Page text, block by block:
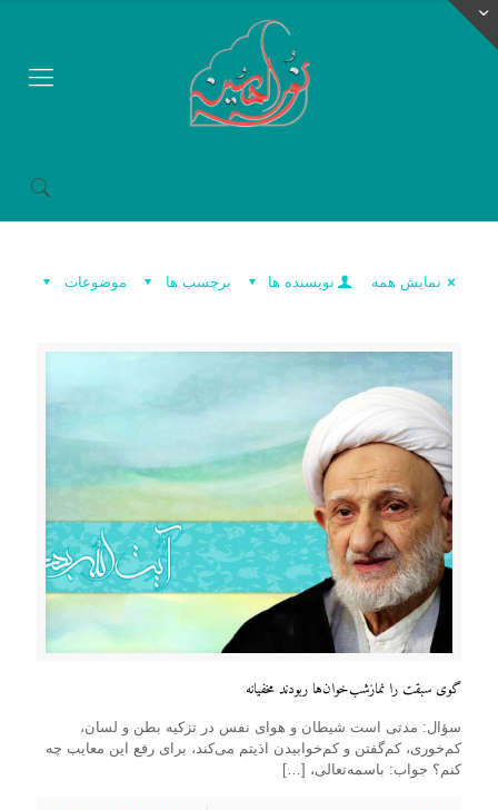
موضوعات برچسب ها نویسنده ها نمایش همه
گوی سبقت را نمازشب‌خوان‌ها ربودند مخفیانه
سؤال: مدتی است شیطان و هوای نفس در تزکیه بطن و لسان،
کم‌خوری، کم‌گفتن و کم‌خوابیدن اذیتم می‌کند، برای رفع این معایب چه
کنم؟ جواب: باسمه‌تعالی، […]